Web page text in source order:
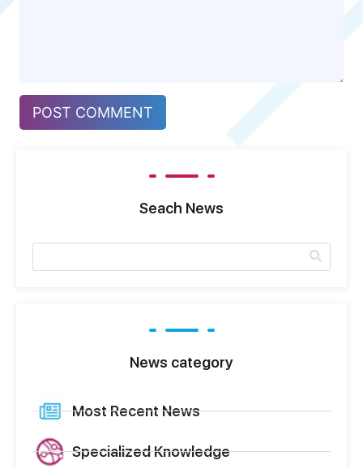
Seach News
News category
Most Recent News
Specialized Knowledge